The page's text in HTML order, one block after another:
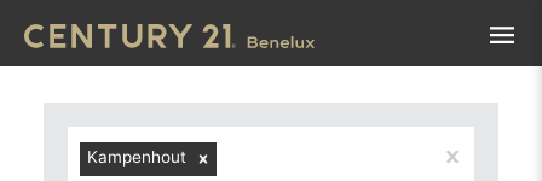
Kampenhout